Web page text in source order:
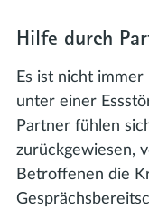
Hilfe durch
Es ist nicht
unter einer
Partner fühlen
zurückgewiesen,
Betroffenen die